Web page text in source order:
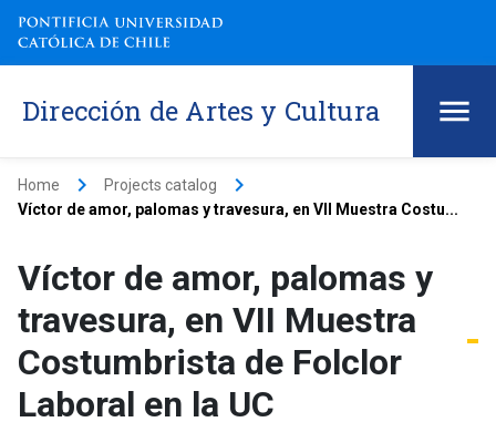
Dirección de Artes y Cultura
Home keyboard_arrow_right Projects catalog keyboard_arrow_right
Víctor de amor, palomas y travesura, en VII Muestra Costu...
Víctor de amor, palomas y
travesura, en VII Muestra
Costumbrista de Folclor
Laboral en la UC